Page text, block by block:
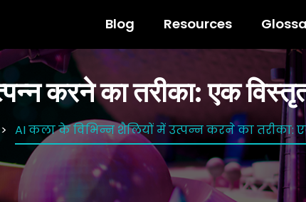
Blog Resources
करने का तरीका: एक विस्तृत
AI कला के विभिन्न शैलियों में उत्पन्न करने का तरीका: